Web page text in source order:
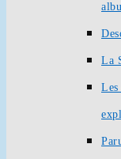
La